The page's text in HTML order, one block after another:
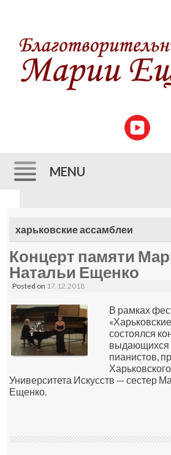
MENU
харьковские ассамблеи
Концерт памяти
Натальи Ещенко
Posted on 17.12.2018
В рамках
состоялся
выдающихся
пианистов,
Университета Искусств — сестер
Ещенко.